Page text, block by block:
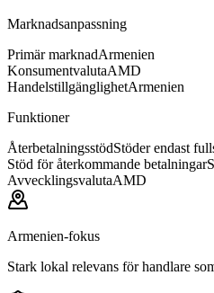
Marknadsanpassning
Primär marknadArmenien
KonsumentvalutaAMD
HandelstillgänglighetArmenien
Funktioner
ÅterbetalningsstödStöder endast
Stöd för återkommande betalningar
AvvecklingsvalutaAMD
Armenien-fokus
Stark lokal relevans för handlare